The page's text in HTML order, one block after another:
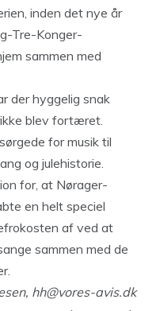
inden det nye år
Tre-Konger-
sammen med
der hyggelig snak
blev fortæret.
for musik til
og julehistorie.
for, at Nørager-
en helt speciel
af ved at
sammen med de
hh@vores-avis.dk